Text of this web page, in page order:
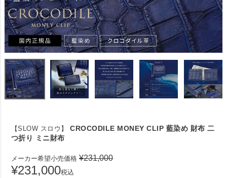
【SLOW スロウ】
CROCODILE MONEY CLIP 藍染め 財布 二
つ折り ミニ財布
メーカー希望小売価格 ¥231,000
¥231,000税込